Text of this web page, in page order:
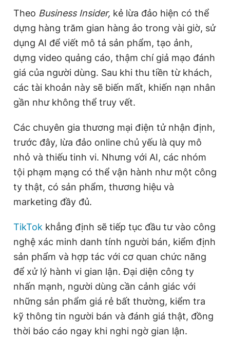
Theo Business Insider, kẻ lừa đảo hiện có thể
dựng hàng trăm gian hàng ảo trong vài giờ, sử
dụng AI để viết mô tả sản phẩm, tạo ảnh,
dựng video quảng cáo, thậm chí giả mạo đánh
giá của người dùng. Sau khi thu tiền từ khách,
các tài khoản này sẽ biến mất, khiến nạn nhân
gần như không thể truy vết.
Các chuyên gia thương mại điện tử nhận định,
trước đây, lừa đảo online chủ yếu là quy mô
nhỏ và thiếu tinh vi. Nhưng với AI, các nhóm
tội phạm mạng có thể vận hành như một công
ty thật, có sản phẩm, thương hiệu và
marketing đầy đủ.
TikTok khẳng định sẽ tiếp tục đầu tư vào công
nghệ xác minh danh tính người bán, kiểm định
sản phẩm và hợp tác với cơ quan chức năng
để xử lý hành vi gian lận. Đại diện công ty
nhấn mạnh, người dùng cần cảnh giác với
những sản phẩm giá rẻ bất thường, kiểm tra
kỹ thông tin người bán và đánh giá thật, đồng
thời báo cáo ngay khi nghi ngờ gian lận.